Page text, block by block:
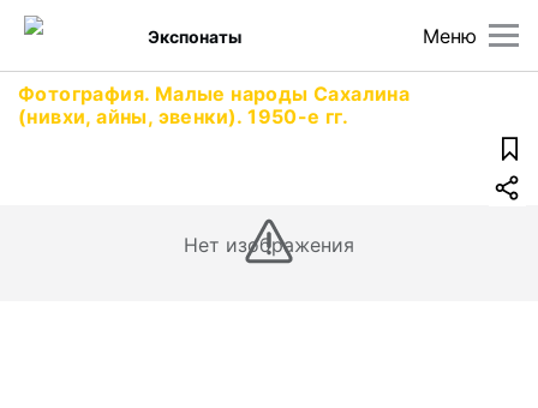
Меню
Экспонаты
Фотография. Малые народы Сахалина
(нивхи, айны, эвенки). 1950-е гг.
Нет изображения